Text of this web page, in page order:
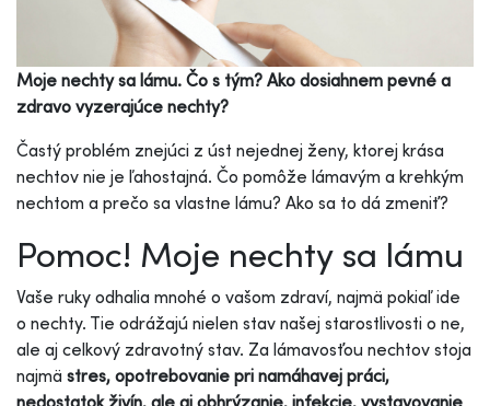
Moje nechty sa lámu. Čo s tým? Ako dosiahnem pevné a
zdravo vyzerajúce nechty?
Častý problém znejúci z úst nejednej ženy, ktorej krása
nechtov nie je ľahostajná. Čo pomôže lámavým a krehkým
nechtom a prečo sa vlastne lámu? Ako sa to dá zmeniť?
Pomoc! Moje nechty sa lámu
Vaše ruky odhalia mnohé o vašom zdraví, najmä pokiaľ ide
o nechty. Tie odrážajú nielen stav našej starostlivosti o ne,
ale aj celkový zdravotný stav. Za lámavosťou nechtov stoja
najmä stres, opotrebovanie pri namáhavej práci,
nedostatok živín, ale aj obhrýzanie, infekcie, vystavovanie